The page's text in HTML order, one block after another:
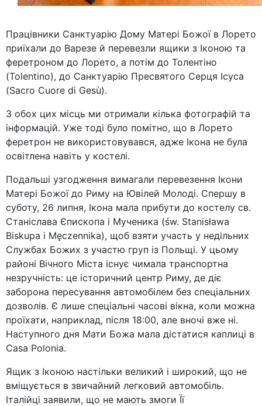
Працівники Санктуарію Дому Матері Божої в Лорето
приїхали до Варезе й перевезли ящики з Іконою та
феретроном до Лорето, а потім до Толентіно
(Tolentino), до Санктуарію Пресвятого Серця Ісуса
(Sacro Cuore di Gesù).
З обох цих місць ми отримали кілька фотографій та
інформацій. Уже тоді було помітно, що в Лорето
феретрон не використовувався, адже Ікона не була
освітлена навіть у костелі.
Подальші узгодження вимагали перевезення Ікони
Матері Божої до Риму на Ювілей Молоді. Спершу в
суботу, 26 липня, Ікона мала прибути до костелу св.
Станіслава Єпископа і Мученика (św. Stanisława
Biskupa i Męczennika), щоб взяти участь у недільних
Службах Божих з участю груп із Польщі. У цьому
районі Вічного Міста існує чимала транспортна
незручність: це історичний центр Риму, де діє
заборона пересування автомобілем без спеціальних
дозволів. Є лише спеціальні часові вікна, коли можна
проїхати, наприклад, після 18:00, але вночі вже ні.
Наступного дня Мати Божа мала дістатися каплиці в
Casa Polonia.
Ящик з Іконою настільки великий і широкий, що не
вміщується в звичайний легковий автомобіль.
Італійці заявили, що не мають змоги Її